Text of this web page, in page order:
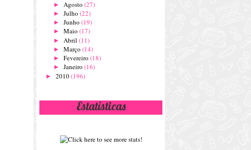
► Agosto (27)
► Julho (22)
► Junho (19)
► Maio (17)
► Abril (11)
► Março (14)
► Fevereiro (18)
► Janeiro (16)
► 2010(196)
Estatísticas